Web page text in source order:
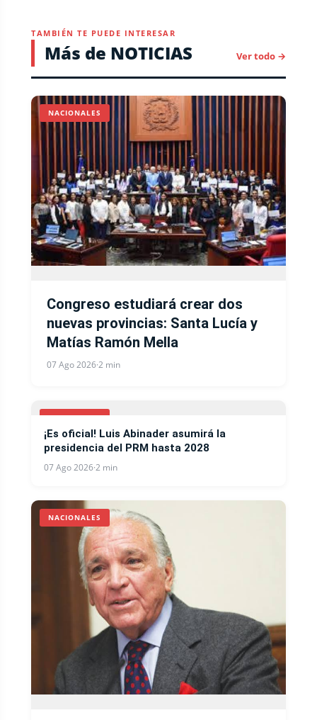
TAMBIÉN TE PUEDE INTERESAR
Más de NOTICIAS Ver todo →
NACIONALES
Congreso estudiará crear dos
nuevas provincias: Santa Lucía y
Matías Ramón Mella
07 Ago 2026·2 min
NACIONALES
¡Es oficial! Luis Abinader asumirá la
presidencia del PRM hasta 2028
07 Ago 2026·2 min
NACIONALES